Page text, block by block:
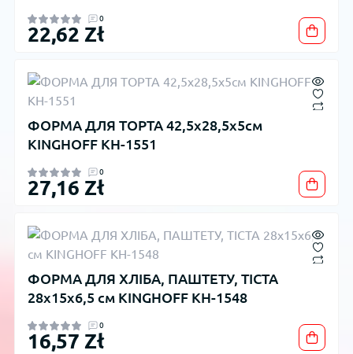
0
22,62 Zł
ФОРМА ДЛЯ ТОРТА 42,5х28,5х5см
KINGHOFF KH-1551
0
27,16 Zł
ФОРМА ДЛЯ ХЛІБА, ПАШТЕТУ, ТІСТА
28x15x6,5 см KINGHOFF KH-1548
0
16,57 Zł